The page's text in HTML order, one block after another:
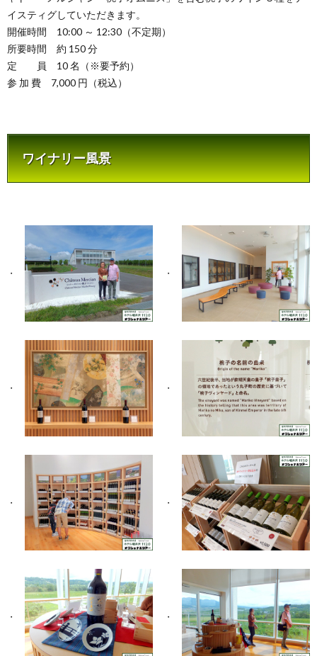
イスティグしていただきます。
開催時間 10:00 ～ 12:30（不定期）
所要時間 約 150 分
定 員 10 名（※要予約）
参 加 費 7,000 円（税込）
ワイナリー風景